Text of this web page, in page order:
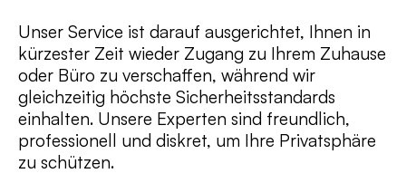
Unser Service ist darauf ausgerichtet, Ihnen in
kürzester Zeit wieder Zugang zu Ihrem Zuhause
oder Büro zu verschaffen, während wir
gleichzeitig höchste Sicherheitsstandards
einhalten. Unsere Experten sind freundlich,
professionell und diskret, um Ihre Privatsphäre
zu schützen.